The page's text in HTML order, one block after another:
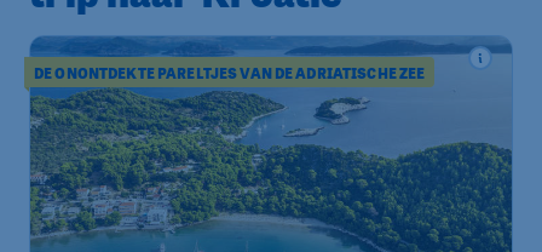
DE ONONTDEKTE PARELTJES VAN DE ADRIATISCHE ZEE